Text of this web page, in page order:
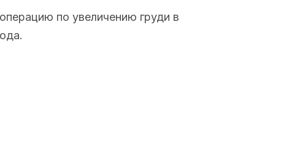
по увеличению груди в